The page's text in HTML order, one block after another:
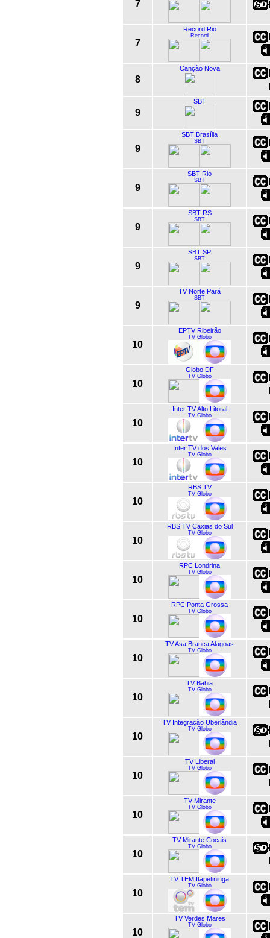
7
7
Record Rio
Record
8
Canção Nova
9
SBT
9
SBT Brasília
SBT
9
SBT Rio
SBT
9
SBT RS
SBT
9
SBT SP
SBT
9
TV Norte Pará
SBT
10
EPTV Ribeirão
TV Globo
10
Globo DF
TV Globo
10
Inter TV Alto Litoral
TV Globo
10
Inter TV dos Vales
TV Globo
10
RBS TV
TV Globo
10
RBS TV Caxias do Sul
TV Globo
10
RPC Londrina
TV Globo
10
RPC Ponta Grossa
TV Globo
10
TV Asa Branca Alagoas
TV Globo
10
TV Bahia
TV Globo
10
TV Integração Uberlândia
TV Globo
10
TV Liberal
TV Globo
10
TV Mirante
TV Globo
10
TV Mirante Cocais
TV Globo
10
TV TEM Itapetininga
TV Globo
10
TV Verdes Mares
TV Globo